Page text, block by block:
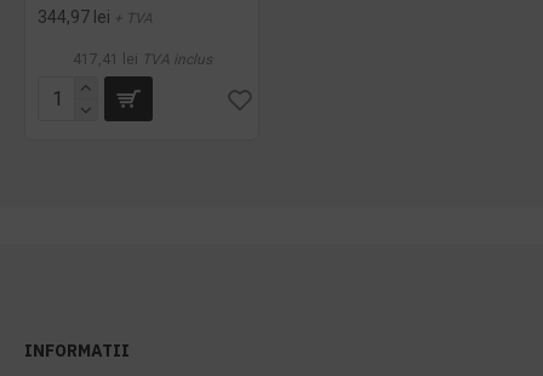
344,97 lei + TVA
417,41 lei TVA inclus
INFORMATII